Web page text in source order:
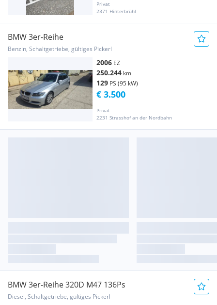
Privat
2371 Hinterbrühl
BMW 3er-Reihe
Benzin, Schaltgetriebe, gültiges Pickerl
2006 EZ
250.244 km
129 PS (95 kW)
Privat
2231 Strasshof an der Nordbahn
€ 3.500
BMW 3er-Reihe 320D M47 136Ps
Diesel, Schaltgetriebe, gültiges Pickerl